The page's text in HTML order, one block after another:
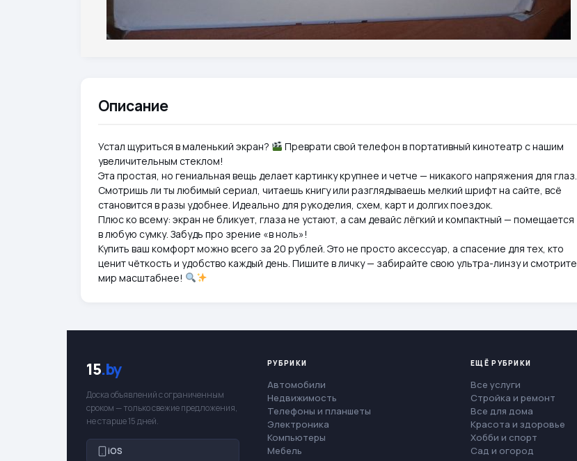
Описание
Устал щуриться в маленький экран?
Преврати свой телефон в портативный кинотеатр с нашим
увеличительным стеклом!
Эта простая, но гениальная вещь делает картинку крупнее и четче — никакого напряжения для глаз.
Смотришь ли ты любимый сериал, читаешь книгу или разглядываешь мелкий шрифт на сайте, всё
становится в разы удобнее. Идеально для рукоделия, схем, карт и долгих поездок.
Плюс ко всему: экран не бликует, глаза не устают, а сам девайс лёгкий и компактный — помещается
в любую сумку. Забудь про зрение «в ноль»!
Купить ваш комфорт можно всего за 20 рублей. Это не просто аксессуар, а спасение для тех, кто
ценит чёткость и удобство каждый день. Пишите в личку — забирайте свою ультра-линзу и смотрите
мир масштабнее!
15.by
Доска объявлений с ограниченным
сроком — только свежие предложения,
не старше 15 дней.
iOS
РУБРИКИ
Автомобили
Недвижимость
Телефоны и планшеты
Электроника
Компьютеры
Мебель
ЕЩЁ РУБРИКИ
Все услуги
Стройка и ремонт
Все для дома
Красота и здоровье
Хобби и спорт
Сад и огород